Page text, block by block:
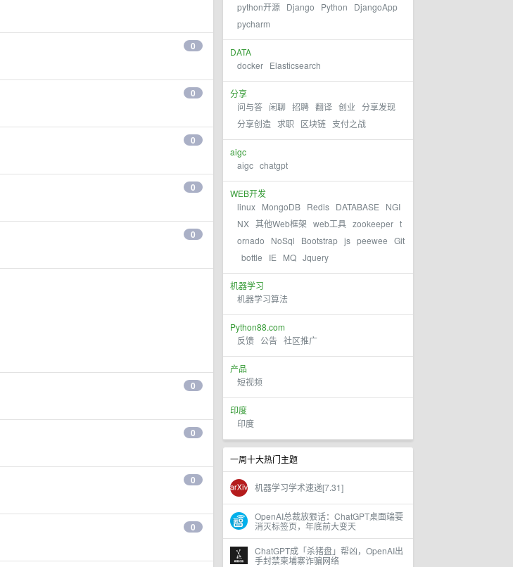
python开源 Django Python
DjangoApp
pycharm
DATA
docker Elasticsearch
分享
问与答 闲聊 招聘 翻译 创业 分享发现
分享创造 求职 区块链 支付之战
aigc
aigc chatgpt
WEB开发
linux MongoDB Redis DATABASE
NGI
NX 其他Web框架 web工具 zookeeper t
ornado
NoSql Bootstrap js peewee Git
bottle
IE MQ Jquery
机器学习
机器学习算法
Python88.com
反馈 公告 社区推广
产品
短视频
印度
印度
一周十大热门主题
机器学习学术速递[7.31]
OpenAI总裁放狠话：ChatGPT桌面端要
消灭标签页，年底前大变天
ChatGPT成「杀猪盘」帮凶，OpenAI出
手封禁柬埔寨诈骗网络
0
0
0
0
0
0
0
0
0